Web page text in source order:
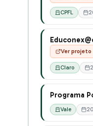
CPFL
Ver projeto
Claro
Programa
Vale